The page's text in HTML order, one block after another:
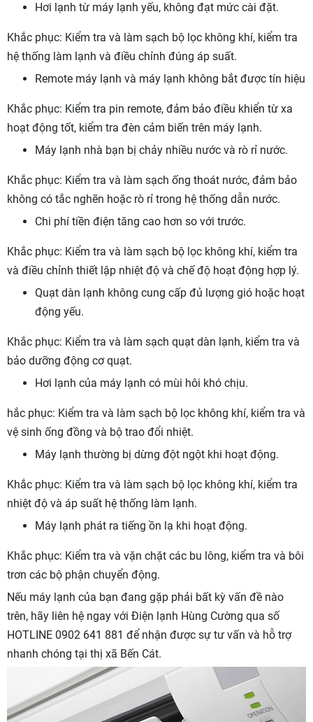
Hơi lạnh từ máy lạnh yếu, không đạt mức cài đặt.
Khắc phục: Kiểm tra và làm sạch bộ lọc không khí, kiểm tra
hệ thống làm lạnh và điều chỉnh đúng áp suất.
Remote máy lạnh và máy lạnh không bắt được tín hiệu
Khắc phục: Kiểm tra pin remote, đảm bảo điều khiển từ xa
hoạt động tốt, kiểm tra đèn cảm biến trên máy lạnh.
Máy lạnh nhà bạn bị chảy nhiều nước và rò rỉ nước.
Khắc phục: Kiểm tra và làm sạch ống thoát nước, đảm bảo
không có tắc nghẽn hoặc rò rỉ trong hệ thống dẫn nước.
Chi phí tiền điện tăng cao hơn so với trước.
Khắc phục: Kiểm tra và làm sạch bộ lọc không khí, kiểm tra
và điều chỉnh thiết lập nhiệt độ và chế độ hoạt động hợp lý.
Quạt dàn lạnh không cung cấp đủ lượng gió hoặc hoạt
động yếu.
Khắc phục: Kiểm tra và làm sạch quạt dàn lạnh, kiểm tra và
bảo dưỡng động cơ quạt.
Hơi lạnh của máy lạnh có mùi hôi khó chịu.
hắc phục: Kiểm tra và làm sạch bộ lọc không khí, kiểm tra và
vệ sinh ống đồng và bộ trao đổi nhiệt.
Máy lạnh thường bị dừng đột ngột khi hoạt động.
Khắc phục: Kiểm tra và làm sạch bộ lọc không khí, kiểm tra
nhiệt độ và áp suất hệ thống làm lạnh.
Máy lạnh phát ra tiếng ồn lạ khi hoạt động.
Khắc phục: Kiểm tra và vặn chặt các bu lông, kiểm tra và bôi
trơn các bộ phận chuyển động.
Nếu máy lạnh của bạn đang gặp phải bất kỳ vấn đề nào
trên, hãy liên hệ ngay với Điện lạnh Hùng Cường qua số
HOTLINE 0902 641 881 để nhận được sự tư vấn và hỗ trợ
nhanh chóng tại thị xã Bến Cát.